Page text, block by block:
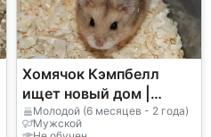
Хомячок Кэмпбелл
ищет новый дом |
Активный и
любознательный
Молодой (6 месяцев - 2 года)
Мужской